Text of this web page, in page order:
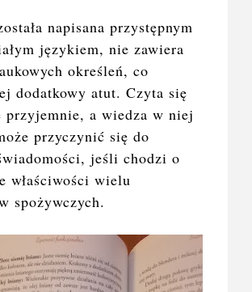
napisana przystępnym
językiem, nie zawiera
określeń, co
dodatkowy atut. Czyta się
przyjemnie, a wiedza w niej
przyczynić się do
jeśli chodzi o
właściwości wielu
spożywczych.